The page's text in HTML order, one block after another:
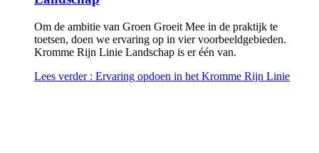
Om de ambitie van Groen Groeit Mee in de praktijk te
toetsen, doen we ervaring op in vier voorbeeldgebieden.
Kromme Rijn Linie Landschap is er één van.
Lees verder : Ervaring opdoen in het Kromme Rijn Linie